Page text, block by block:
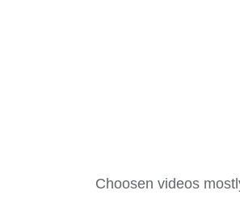
Choosen videos